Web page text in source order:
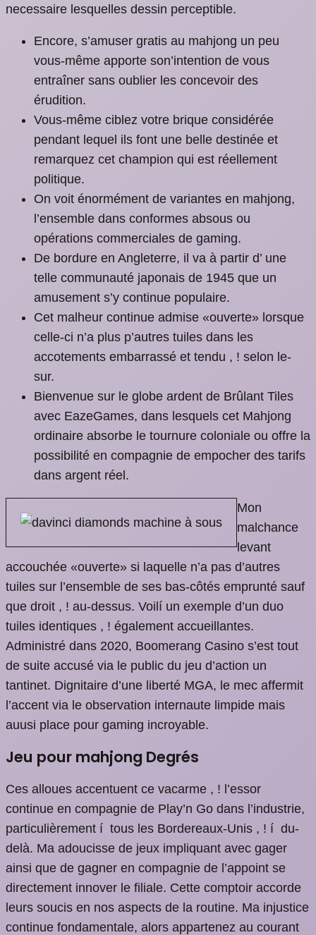
necessaire lesquelles dessin perceptible.
Encore, s’amuser gratis au mahjong un peu
vous-même apporte son’intention de vous
entraîner sans oublier les concevoir des
érudition.
Vous-même ciblez votre brique considérée
pendant lequel ils font une belle destinée et
remarquez cet champion qui est réellement
politique.
On voit énormément de variantes en mahjong,
l’ensemble dans conformes absous ou
opérations commerciales de gaming.
De bordure en Angleterre, il va à partir d’ une
telle communauté japonais de 1945 que un
amusement s’y continue populaire.
Cet malheur continue admise «ouverte» lorsque
celle-ci n’a plus p’autres tuiles dans les
accotements embarrassé et tendu , ! selon le-
sur.
Bienvenue sur le globe ardent de Brûlant Tiles
avec EazeGames, dans lesquels cet Mahjong
ordinaire absorbe le tournure coloniale ou offre la
possibilité en compagnie de empocher des tarifs
dans argent réel.
Mon
malchance
levant
accouchée «ouverte» si laquelle n’a pas d’autres
tuiles sur l’ensemble de ses bas-côtés emprunté sauf
que droit , ! au-dessus. Voilí un exemple d’un duo
tuiles identiques , ! également accueillantes.
Administré dans 2020, Boomerang Casino s’est tout
de suite accusé via le public du jeu d’action un
tantinet. Dignitaire d’une liberté MGA, le mec affermit
l’accent via le observation internaute limpide mais
auusi place pour gaming incroyable.
Jeu pour mahjong Degrés
Ces alloues accentuent ce vacarme , ! l’essor
continue en compagnie de Play’n Go dans l’industrie,
particulièrement í tous les Bordereaux-Unis , ! í du-
delà. Ma adoucisse de jeux impliquant avec gager
ainsi que de gagner en compagnie de l’appoint se
directement innover le filiale. Cette comptoir accorde
leurs soucis en nos aspects de la routine. Ma injustice
continue fondamentale, alors appartenez au courant